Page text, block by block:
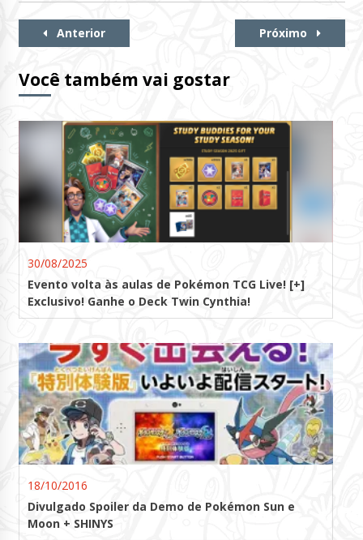
Continue
Anterior Próximo
Você também vai gostar
30/08/2025
Evento volta às aulas de Pokémon TCG Live! [+]
Exclusivo! Ganhe o Deck Twin Cynthia!
18/10/2016
Divulgado Spoiler da Demo de Pokémon Sun e
Moon + SHINYS